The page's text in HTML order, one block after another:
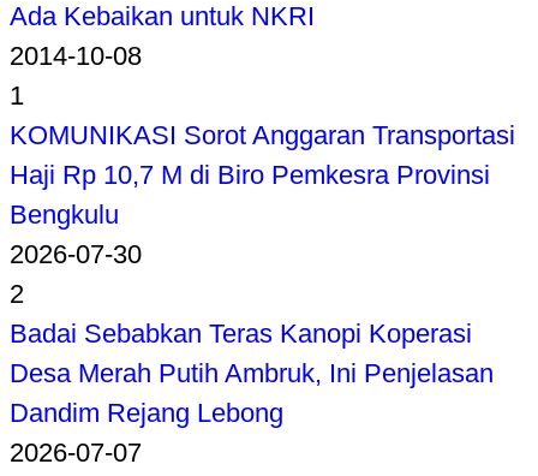
Ada Kebaikan untuk NKRI
2014-10-08
1
KOMUNIKASI Sorot Anggaran Transportasi
Haji Rp 10,7 M di Biro Pemkesra Provinsi
Bengkulu
2026-07-30
2
Badai Sebabkan Teras Kanopi Koperasi
Desa Merah Putih Ambruk, Ini Penjelasan
Dandim Rejang Lebong
2026-07-07